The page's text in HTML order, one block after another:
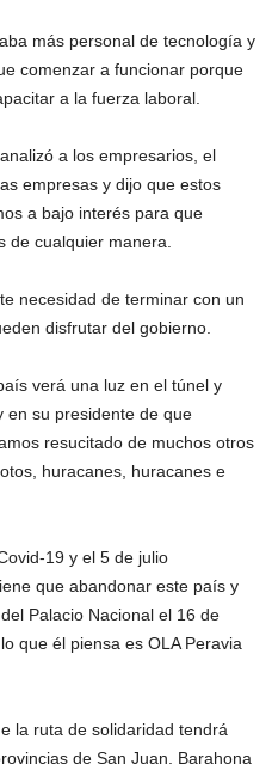
más personal de tecnología y
comenzar a funcionar porque
a la fuerza laboral.
a los empresarios, el
empresas y dijo que estos
a bajo interés para que
de cualquier manera.
necesidad de terminar con un
disfrutar del gobierno.
verá una luz en el túnel y
en su presidente de que
resucitado de muchos otros
huracanes, huracanes e
19 y el 5 de julio
que abandonar este país y
Palacio Nacional el 16 de
que él piensa es OLA Peravia
la ruta de solidaridad tendrá
de San Juan, Barahona